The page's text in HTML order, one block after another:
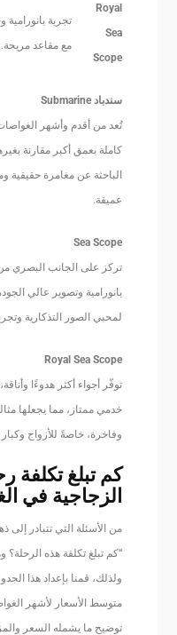
Royal
Sea
Scope
تجربة بانورامية
مع مقاعد مريحة.
سندباد Submarine
تُعد من أقدم وأشهر
كاملة بعمق أكبر مقارنة
الباحثة عن مغامرة حقيقية
عميقة.
Sea Scope
تركز على الجانب البصري
بانورامية وتصوير عالي
لمحبي الصور التذكارية
Royal Sea Scope
توفّر أجواء أكثر هدوءًا
خدمي ممتاز، مما يجعلها
وفاخرة، خاصةً للأزواج
كم تبلغ تكلفة
الزجاجية في
من الأسئلة التي تتبادر إلى
“كم تبلغ تكلفة هذه
ولذلك، قمنا بإعداد هذا
متوسط الأسعار لأشهر
توضيح ما يشمله السعر